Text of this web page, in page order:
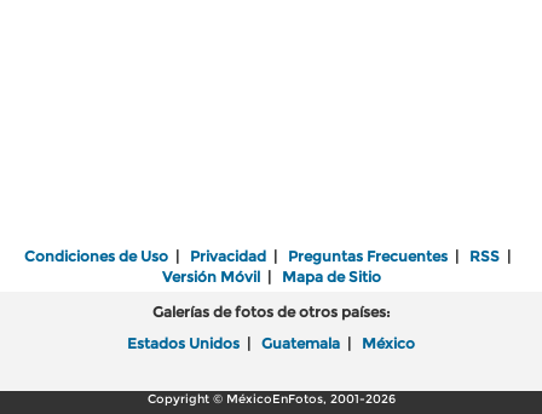
Condiciones de Uso | Privacidad | Preguntas Frecuentes | RSS |
Versión Móvil| Mapa de Sitio
Galerías de fotos de otros países:
Estados Unidos | Guatemala | México
Copyright © MéxicoEnFotos, 2001-2026